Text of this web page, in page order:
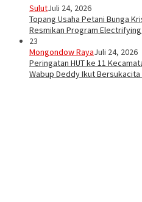
SulutJuli 24, 2026
Topang Usaha Petani Bunga
Resmikan Program
23
Mongondow RayaJuli 24, 2026
Peringatan HUT ke 11
Wabup Deddy Ikut